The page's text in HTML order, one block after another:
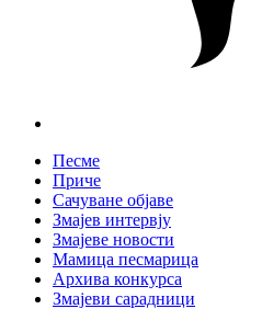
Песме
Приче
Сачуване објаве
Змајев интервју
Змајеве новости
Мамица песмарица
Архива конкурса
Змајеви сарадници